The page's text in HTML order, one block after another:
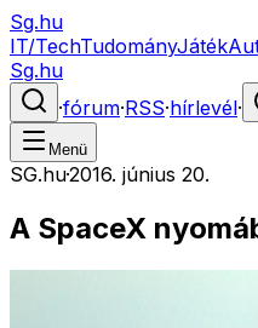
Sg.hu
IT/TechTudományJáték
Sg.hu
·fórum·RSS·hírlevél·
Menü
SG.hu·2016. június 20.
A SpaceX